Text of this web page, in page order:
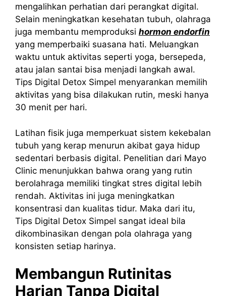
mengalihkan perhatian dari perangkat digital.
Selain meningkatkan kesehatan tubuh, olahraga
juga membantu memproduksi hormon endorfin
yang memperbaiki suasana hati. Meluangkan
waktu untuk aktivitas seperti yoga, bersepeda,
atau jalan santai bisa menjadi langkah awal.
Tips Digital Detox Simpel menyarankan memilih
aktivitas yang bisa dilakukan rutin, meski hanya
30 menit per hari.
Latihan fisik juga memperkuat sistem kekebalan
tubuh yang kerap menurun akibat gaya hidup
sedentari berbasis digital. Penelitian dari Mayo
Clinic menunjukkan bahwa orang yang rutin
berolahraga memiliki tingkat stres digital lebih
rendah. Aktivitas ini juga meningkatkan
konsentrasi dan kualitas tidur. Maka dari itu,
Tips Digital Detox Simpel sangat ideal bila
dikombinasikan dengan pola olahraga yang
konsisten setiap harinya.
Membangun Rutinitas
Harian Tanpa Digital